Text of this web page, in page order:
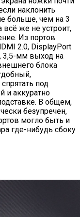
наклонить
больше, чем на 3
всё же не устроит,
Из портов
2.0, DisplayPort
3,5-мм выход на
блока
под
и аккуратно
В общем,
безупречен,
могло быть и
где-нибудь сбоку